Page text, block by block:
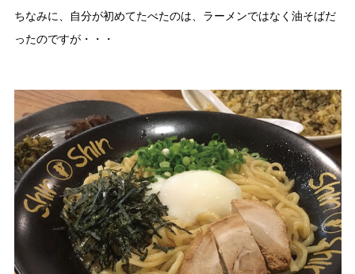
ちなみに、自分が初めてたべたのは、ラーメンではなく油そばだ
ったのですが・・・